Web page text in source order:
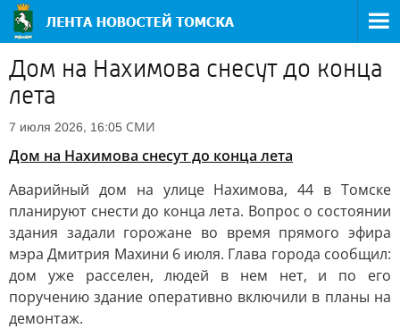
Дом на Нахимова снесут до конца
лета
7 июля 2026, 16:05 СМИ
Дом на Нахимова снесут до конца лета
Аварийный дом на улице Нахимова, 44 в Томске
планируют снести до конца лета. Вопрос о состоянии
здания задали горожане во время прямого эфира
мэра Дмитрия Махини 6 июля. Глава города сообщил:
дом уже расселен, людей в нем нет, и по его
поручению здание оперативно включили в планы на
демонтаж.